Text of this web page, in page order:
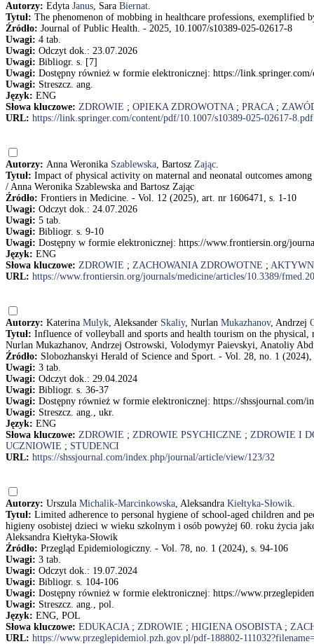
Autorzy: Edyta Janus, Sara Biernat.
Tytuł: The phenomenon of mobbing in healthcare professions, exemplified
Źródło: Journal of Public Health. - 2025, 10.1007/s10389-025-02617-8
Uwagi: 4 tab.
Uwagi: Odczyt dok.: 23.07.2026
Uwagi: Bibliogr. s. [7]
Uwagi: Dostępny również w formie elektronicznej: https://
Uwagi: Streszcz. ang.
Język: ENG
Słowa kluczowe: ZDROWIE ; OPIEKA ZDROWOTNA; PRACA;
URL: https://link.springer.com/content/pdf/10.1007/s10389-025-02617-8.pdf
Autorzy: Anna Weronika Szablewska, Bartosz Zając.
Tytuł: Impact of physical activity on maternal and neonatal outcomes
/ Anna Weronika Szablewska and Bartosz Zając
Źródło: Frontiers in Medicine. - Vol. 12 (2025), art. nr 1606471, s. 1-10
Uwagi: Odczyt dok.: 24.07.2026
Uwagi: 5 tab.
Uwagi: Bibliogr. s. 9-10
Uwagi: Dostępny w formie elektronicznej: https://www.frontiersin.org/
Język: ENG
Słowa kluczowe: ZDROWIE ; ZACHOWANIA ZDROWOTNE ;
URL: https://www.frontiersin.org/journals/medicine/articles/10.3389/
Autorzy: Katerina Mulyk, Aleksander Skaliy, Nurlan Mukazhanov, Andrzej
Tytuł: Influence of volleyball and sports and health tourism on the
Nurlan Mukazhanov, Andrzej Ostrowski, Volodymyr Paievskyi, Anatoliy
Źródło: Slobozhanskyi Herald of Science and Sport. - Vol. 28, no. 1 (2024),
Uwagi: 3 tab.
Uwagi: Odczyt dok.: 29.04.2024
Uwagi: Bibliogr. s. 36-37
Uwagi: Dostępny również w formie elektronicznej: https://shssjournal.com/
Uwagi: Streszcz. ang., ukr.
Język: ENG
Słowa kluczowe: ZDROWIE ; ZDROWIE PSYCHICZNE ; ZDROWIE I
UCZNIOWIE ; STUDENCI
URL: https://shssjournal.com/index.php/journal/article/view/123/32
Autorzy: Urszula Michalik-Marcinkowska, Aleksandra Kiełtyka-Słowik.
Tytuł: Limited adherence to personal hygiene of school-aged children and
higieny osobistej dzieci w wieku szkolnym i osób powyżej 60. roku życia
Aleksandra Kiełtyka-Słowik
Źródło: Przegląd Epidemiologiczny. - Vol. 78, no. 1 (2024), s. 94-106
Uwagi: 3 tab.
Uwagi: Odczyt dok.: 19.07.2024
Uwagi: Bibliogr. s. 104-106
Uwagi: Dostępny również w formie elektronicznej: https://
Uwagi: Streszcz. ang., pol.
Język: ENG, POL
Słowa kluczowe: EDUKACJA; ZDROWIE ; HIGIENA OSOBISTA;
URL: https://www.przeglepidemiol.pzh.gov.pl/pdf-188802-